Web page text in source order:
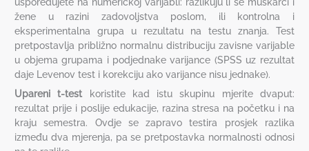
žene u razini zadovoljstva poslom, ili kontrolna i
eksperimentalna grupa u rezultatu na testu znanja. Test
pretpostavlja približno normalnu distribuciju zavisne varijable
u objema grupama i podjednake varijance (SPSS uz rezultat
daje Levenov test i korekciju ako varijance nisu jednake).
Upareni t-test koristite kad istu skupinu mjerite dvaput:
rezultat prije i poslije edukacije, razina stresa na početku i na
kraju semestra. Ovdje se zapravo testira prosjek razlika
između dva mjerenja, pa se pretpostavka normalnosti odnosi